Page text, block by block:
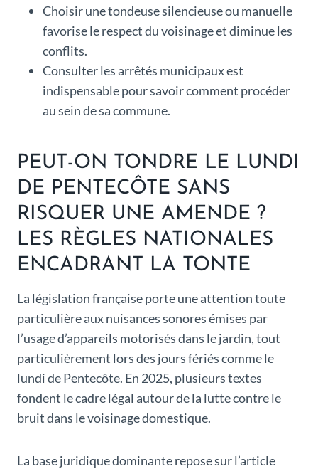
Choisir une tondeuse silencieuse ou manuelle
favorise le respect du voisinage et diminue les
conflits.
Consulter les arrêtés municipaux est
indispensable pour savoir comment procéder
au sein de sa commune.
PEUT-ON TONDRE LE LUNDI
DE PENTECÔTE SANS
RISQUER UNE AMENDE ?
LES RÈGLES NATIONALES
ENCADRANT LA TONTE
La législation française porte une attention toute
particulière aux nuisances sonores émises par
l’usage d’appareils motorisés dans le jardin, tout
particulièrement lors des jours fériés comme le
lundi de Pentecôte. En 2025, plusieurs textes
fondent le cadre légal autour de la lutte contre le
bruit dans le voisinage domestique.
La base juridique dominante repose sur l’article